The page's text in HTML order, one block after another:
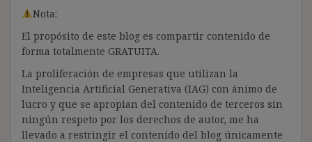
Nota:
El propósito de este blog es compartir contenido de
forma totalmente GRATUITA.
La proliferación de empresas que utilizan la
Inteligencia Artificial Generativa (IAG) con ánimo de
lucro y que se apropian del contenido de terceros sin
ningún respeto por los derechos de autor, me ha
llevado a restringir el contenido del blog únicamente